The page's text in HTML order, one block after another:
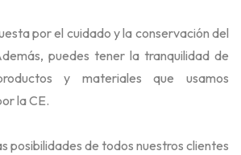
por el cuidado y la conservación del
puedes tener la tranquilidad de
y materiales que usamos
la CE.
posibilidades de todos nuestros clientes